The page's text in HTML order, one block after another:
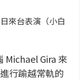
來台表演（小白
Michael Gira 來
行踰越常軌的